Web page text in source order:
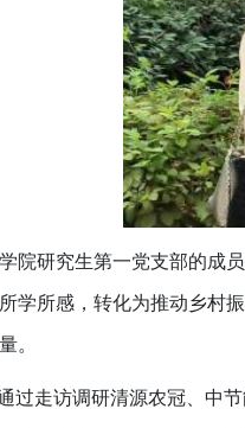
院研究生第一党支部的成
学所感，转化为推动乡村
。
过走访调研清源农冠、中